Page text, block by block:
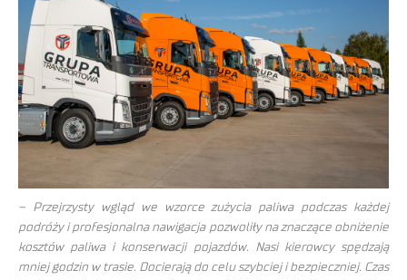
– Przejrzysty wgląd we wzorce zużycia paliwa podczas każdej
podróży i profesjonalna nawigacja pozwoliły na znaczące obniżenie
kosztów paliwa i konserwacji pojazdów. Nasi kierowcy spędzają
mniej godzin w trasie. Docierają do celu szybciej i bezpieczniej. Czas